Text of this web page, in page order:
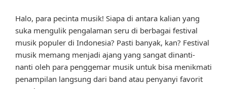
Halo, para pecinta musik! Siapa di antara kalian yang
suka mengulik pengalaman seru di berbagai festival
musik populer di Indonesia? Pasti banyak, kan? Festival
musik memang menjadi ajang yang sangat dinanti-
nanti oleh para penggemar musik untuk bisa menikmati
penampilan langsung dari band atau penyanyi favorit